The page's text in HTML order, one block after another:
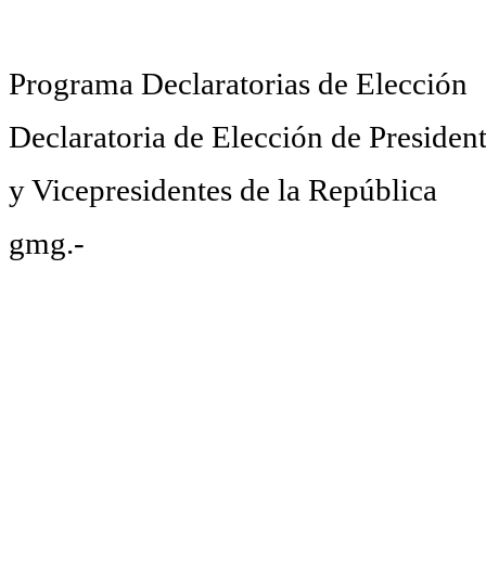
Programa Declaratorias de Elección
Declaratoria de Elección de
y Vicepresidentes de la República
gmg.-